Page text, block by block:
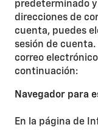
predeterminado
direcciones de
cuenta, puedes
sesión de
correo
continuación:
Navegador para
En la página de